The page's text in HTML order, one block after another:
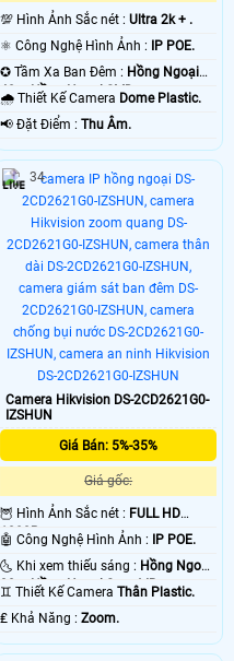
💯 Hình Ảnh Sắc nét :Ultra 2k + .
⚛️ Công Nghệ Hình Ảnh : IP POE.
✪ Tầm Xa Ban Đêm : Hồng Ngoại
40m Hồng Ngoại SMD.
🌧️ Thiết Kế Camera Dome Plastic.
️📢 Đặt Điểm :Thu Âm.
Camera Hikvision DS-2CD2621G0-
IZSHUN
Giá Bán: 5%-35%
Giá gốc:
🦉 Hình Ảnh Sắc nét : FULL HD
1080P .
🤖️ Công Nghệ Hình Ảnh : IP POE.
🌜 Khi xem thiếu sáng : Hồng Ngoại
30m Hồng Ngoại Smart IR.
♊ Thiết Kế CameraThân Plastic.
️₤ Khả Năng :Zoom.
34